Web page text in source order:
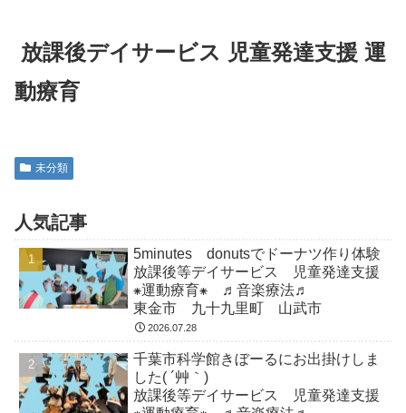
放課後デイサービス 児童発達支援 運
動療育
未分類
人気記事
5minutes donutsでドーナツ作り体験
放課後等デイサービス 児童発達支援
⁕運動療育⁕ ♬音楽療法♬
東金市 九十九里町 山武市
2026.07.28
千葉市科学館きぼーるにお出掛けしま
した( ´艸｀)
放課後等デイサービス 児童発達支援